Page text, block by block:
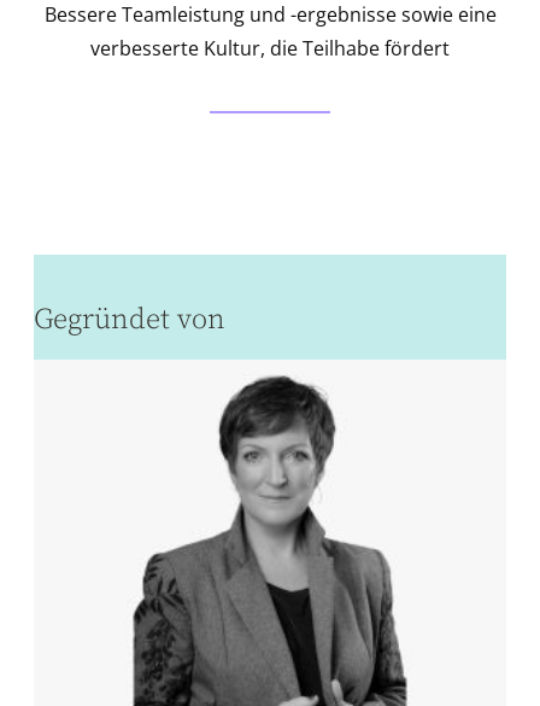
Bessere Teamleistung und -ergebnisse sowie eine
verbesserte Kultur, die Teilhabe fördert
Gegründet von